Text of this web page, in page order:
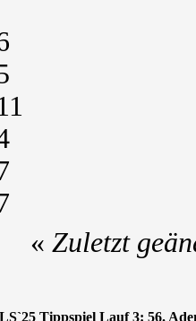
« Zuletzt
Tippspiel Lauf 3: 56.